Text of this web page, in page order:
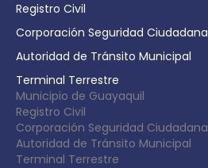
Registro Civil
Corporación Seguridad Ciudadana
Autoridad de Tránsito Municipal
Terminal Terrestre
Municipio de Guayaquil
Registro Civil
Corporación Seguridad Ciudadana
Autoridad de Tránsito Municipal
Terminal Terrestre